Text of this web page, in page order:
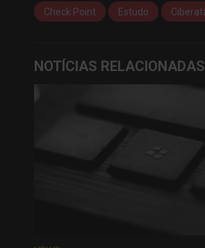
Check Point Estudo
NOTÍCIAS RELACIONADAS